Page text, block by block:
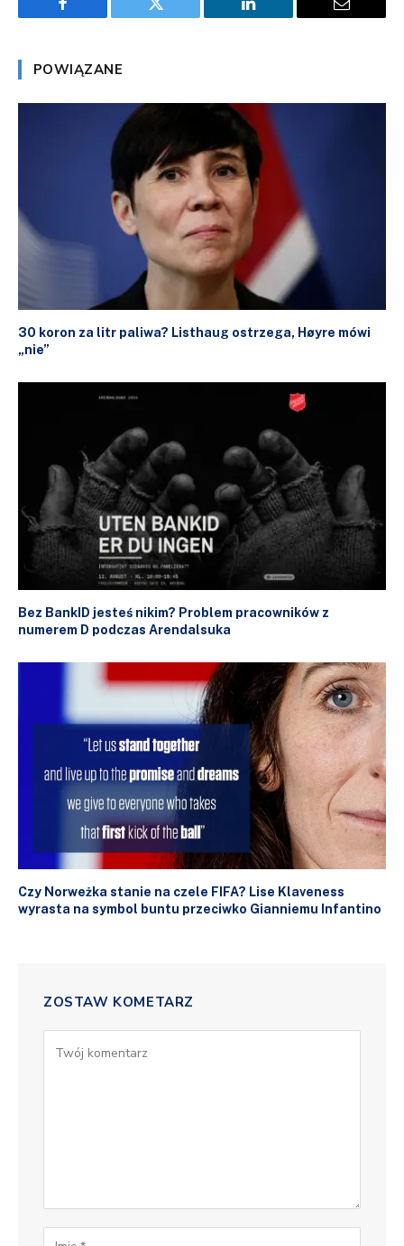
Facebook Twitter LinkedIn Email
POWIĄZANE
30 koron za litr paliwa? Listhaug ostrzega, Høyre mówi
„nie”
Bez BankID jesteś nikim? Problem pracowników z
numerem D podczas Arendalsuka
Czy Norweżka stanie na czele FIFA? Lise Klaveness
wyrasta na symbol buntu przeciwko Gianniemu Infantino
ZOSTAW KOMETARZ